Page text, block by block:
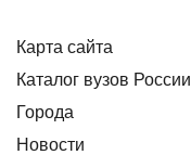
Карта сайта
Каталог вузов России
Города
Новости